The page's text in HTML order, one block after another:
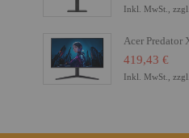
Inkl. MwSt., zzgl.
419,43 €
Inkl. MwSt., zzgl.